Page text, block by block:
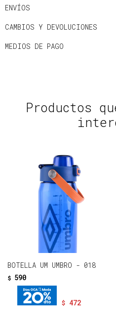
ENVÍOS
CAMBIOS Y DEVOLUCIONES
MEDIOS DE PAGO
Productos
BOTELLA UM UMBRO - 018
$ 590
$ 472